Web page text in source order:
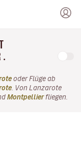
.
oder Flüge ab
. Von Lanzarote
Montpellierfliegen.